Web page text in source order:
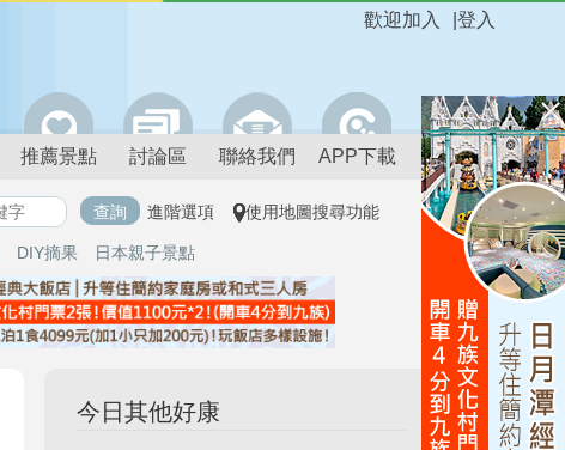
登入
歡迎加入
推薦景點 討論區 聯絡我們 APP下載
進階選項 使用地圖搜尋功能
DIY摘果 日本親子景點
今日其他好康